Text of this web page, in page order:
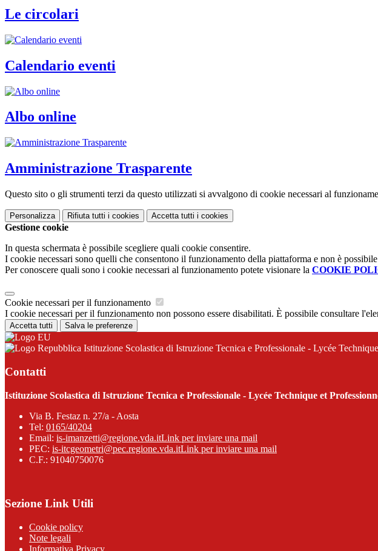
Le circolari
Calendario eventi
Albo online
Amministrazione Trasparente
Questo sito o gli strumenti terzi da questo utilizzati si avvalgono di cookie necessari al
Personalizza Rifiuta tutti i cookies Accetta tutti i cookies
Gestione cookie
In questa schermata è possibile scegliere quali cookie consentire.
I cookie necessari sono quelli che consentono il funzionamento della piattaforma e non è
Per conoscere quali sono i cookie necessari al funzionamento potete visionare la COOKIE
Cookie necessari per il funzionamento
I cookie necessari per il funzionamento non possono essere disabilitati. È possibile consultare
Accetta tutti Salva le preferenze
Istituzione Scolastica di Istruzione Tecnica e Professionale - Lycée
Contatti
Istituzione Scolastica di Istruzione Tecnica e Professionale - Lycée Technique et
Via B. Festaz n. 27/a - Aosta
Tel: 0165/40204
Email: is-imanzetti@regione.vda.itLink per inviare una mail
PEC: is-itcgeometri@pec.regione.vda.itLink per inviare una mail
C.F.: 91040750076
Sezione Link Utili
Cookie policy
Note legali
Informativa Privacy